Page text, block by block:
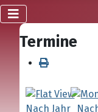
Termine
Nach Jahr